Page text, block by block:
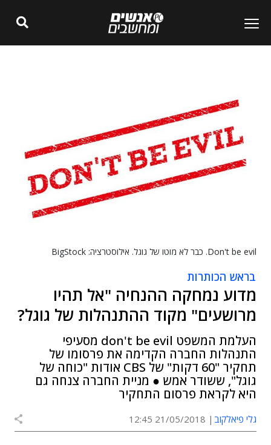
Don't be evil. כבר לא מוטו של גוגל. אילוסטרציה: BigStock
בראש הכותרות
מדוע נמחקה ההנחיה "אל תהיו
מרושעים" מקוד ההתנהלות של גוגל?
העלמת המשפט don't be evil מסעיפי
התנהלות החברה הקדימה את פרסומו של
תחקיר "60 דקות" של CBS אודות "כוחה של
גוגל", ששודר אמש ● מניית החברה צנחה גם
היא לקראת פרסום התחקיר
גלי פיאלקוב 21/05/2018 12:45